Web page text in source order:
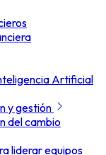
Artificial
y gestión
del cambio
liderar equipos